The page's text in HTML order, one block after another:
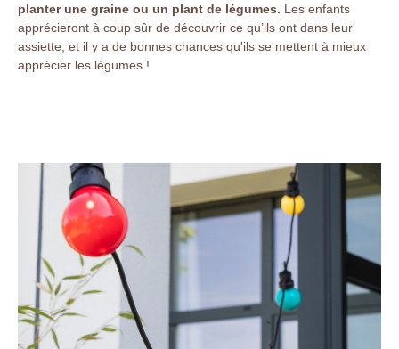
planter une graine ou un plant de légumes. Les enfants
apprécieront à coup sûr de découvrir ce qu’ils ont dans leur
assiette, et il y a de bonnes chances qu'ils se mettent à mieux
apprécier les légumes !